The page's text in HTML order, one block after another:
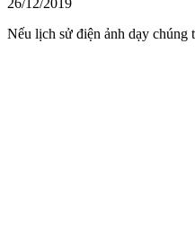
Nếu lịch sử điện ảnh dạy chúng